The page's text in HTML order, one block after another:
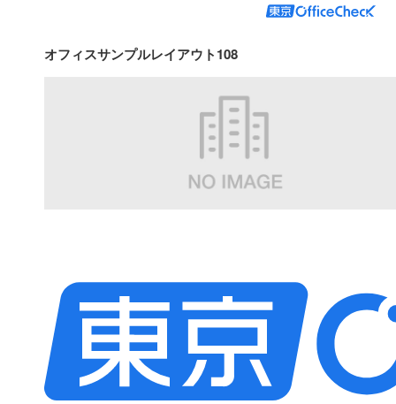
オフィスサンプルレイアウト108